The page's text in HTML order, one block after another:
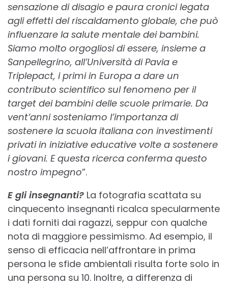
sensazione di disagio e paura cronici legata
agli effetti del riscaldamento globale, che può
influenzare la salute mentale dei bambini.
Siamo molto orgogliosi di essere, insieme a
Sanpellegrino, all’Università di Pavia e
Triplepact, i primi in Europa a dare un
contributo scientifico sul fenomeno per il
target dei bambini delle scuole primarie. Da
vent’anni sosteniamo l’importanza di
sostenere la scuola italiana con investimenti
privati in iniziative educative volte a sostenere
i giovani. E questa ricerca conferma questo
nostro impegno”.
E gli insegnanti? La fotografia scattata su
cinquecento insegnanti ricalca specularmente
i dati forniti dai ragazzi, seppur con qualche
nota di maggiore pessimismo. Ad esempio, il
senso di efficacia nell’affrontare in prima
persona le sfide ambientali risulta forte solo in
una persona su 10. Inoltre, a differenza di